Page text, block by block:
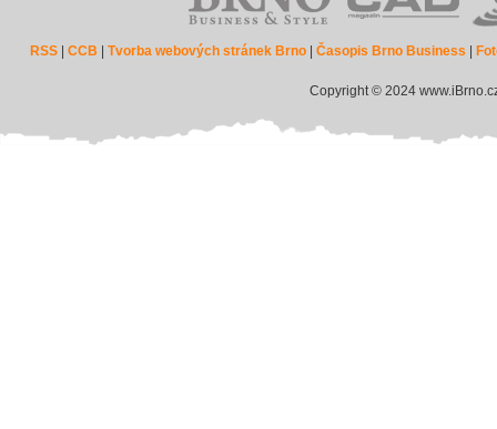
RSS |CCB |Tvorba webových stránek Brno |Časopis Brno Business
Copyright © 2024